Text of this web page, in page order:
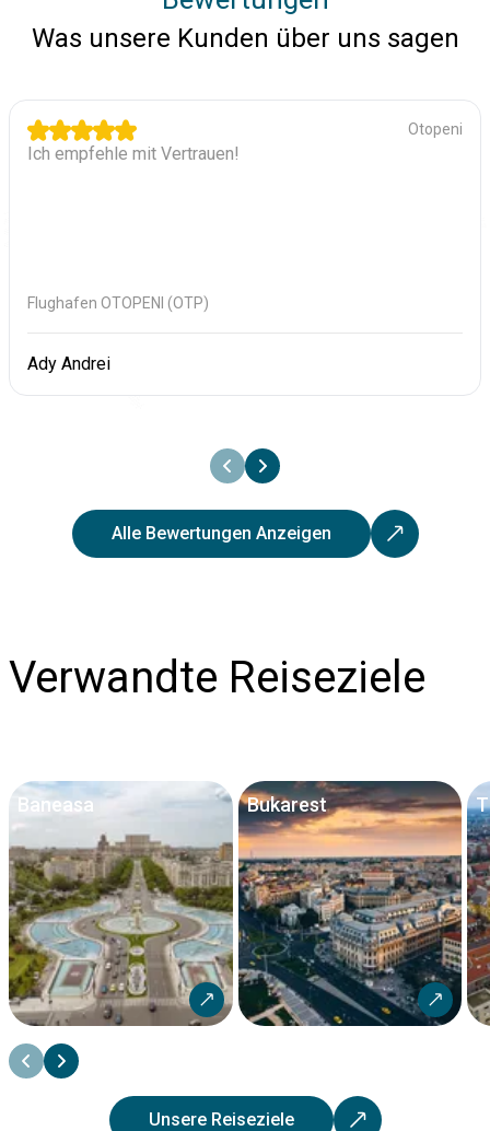
Was unsere Kunden über uns sagen
Otopeni
Ich empfehle mit Vertrauen!
Flughafen OTOPENI (OTP)
Ady Andrei
Alle Bewertungen Anzeigen
Verwandte Reiseziele
Baneasa Bukarest
Unsere Reiseziele